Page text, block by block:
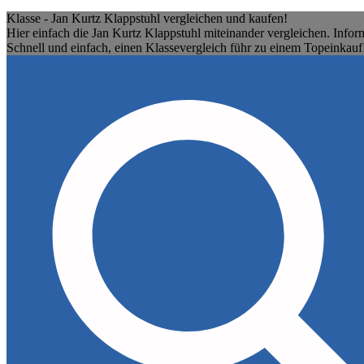
Klasse - Jan Kurtz Klappstuhl vergleichen und kaufen!
Hier einfach die Jan Kurtz Klappstuhl miteinander vergleichen.
Schnell und einfach, einen Klassevergleich führ zu einem